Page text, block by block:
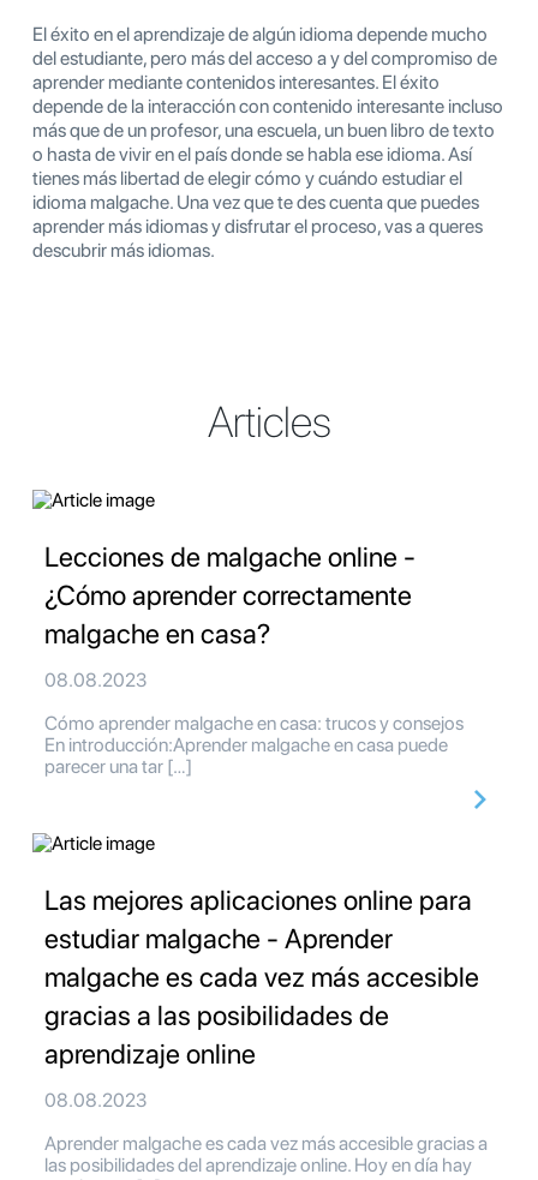
El éxito en el aprendizaje de algún idioma depende mucho
del estudiante, pero más del acceso a y del compromiso de
aprender mediante contenidos interesantes. El éxito
depende de la interacción con contenido interesante incluso
más que de un profesor, una escuela, un buen libro de texto
o hasta de vivir en el país donde se habla ese idioma. Así
tienes más libertad de elegir cómo y cuándo estudiar el
idioma malgache. Una vez que te des cuenta que puedes
aprender más idiomas y disfrutar el proceso, vas a queres
descubrir más idiomas.
Articles
Lecciones de malgache online -
¿Cómo aprender correctamente
malgache en casa?
08.08.2023
Cómo aprender malgache en casa: trucos y consejos
En introducción:Aprender malgache en casa puede
parecer una tar […]
Las mejores aplicaciones online para
estudiar malgache - Aprender
malgache es cada vez más accesible
gracias a las posibilidades de
aprendizaje online
08.08.2023
Aprender malgache es cada vez más accesible gracias a
las posibilidades del aprendizaje online. Hoy en día hay